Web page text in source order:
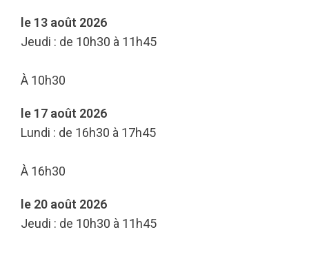
le 13 août 2026
Jeudi : de 10h30 à 11h45
À 10h30
le 17 août 2026
Lundi : de 16h30 à 17h45
À 16h30
le 20 août 2026
Jeudi : de 10h30 à 11h45